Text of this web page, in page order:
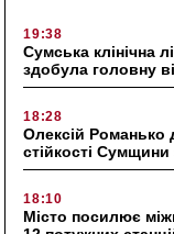
19:38
Сумська клінічна
здобула головну
18:28
Олексій Романько
стійкості
18:10
Місто посилює